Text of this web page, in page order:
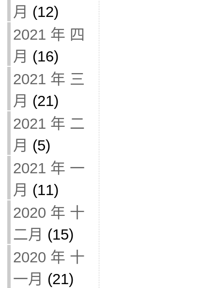
月 (12)
2021 年 四
月 (16)
2021 年 三
月 (21)
2021 年 二
月 (5)
2021 年 一
月 (11)
2020 年 十
二月 (15)
2020 年 十
一月 (21)